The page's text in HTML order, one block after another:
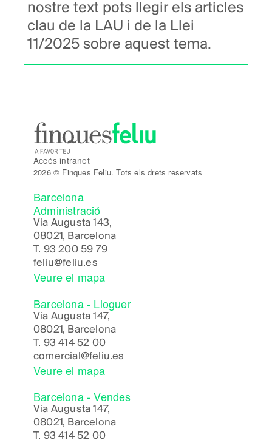
nostre text pots llegir els articles
clau de la LAU i de la Llei
11/2025 sobre aquest tema.
Accés intranet
2026 © Finques Feliu. Tots els drets reservats
Barcelona
Administració
Via Augusta 143,
08021, Barcelona
T. 93 200 59 79
feliu@feliu.es
Veure el mapa
Barcelona - Lloguer
Via Augusta 147,
08021, Barcelona
T. 93 414 52 00
comercial@feliu.es
Veure el mapa
Barcelona - Vendes
Via Augusta 147,
08021, Barcelona
T. 93 414 52 00